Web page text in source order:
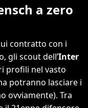
a zero
contratto con i
gli scout dell’Inter
profili nel vasto
potranno lasciare i
ovviamente). Tra